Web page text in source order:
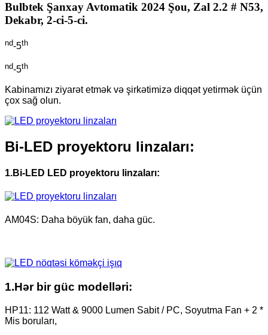
Bulbtek Şanxay Avtomatik 2024 Şou, Zal 2.2 # N53,
Dekabr, 2-ci-5-ci.
nd-5th
nd-5th
Kabinamızı ziyarət etmək və şirkətimizə diqqət yetirmək üçün
çox sağ olun.
Bi-LED proyektoru linzaları:
1.Bi-LED LED proyektoru linzaları:
AM04S: Daha böyük fan, daha güc.
1.Hər bir güc modelləri:
HP11: 112 Watt & 9000 Lumen Sabit / PC, Soyutma Fan + 2 *
Mis boruları,